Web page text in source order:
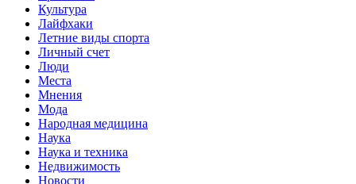
Культура
Лайфхаки
Летние виды спорта
Личный счет
Люди
Места
Мнения
Мода
Народная медицина
Наука
Наука и техника
Недвижимость
Новости